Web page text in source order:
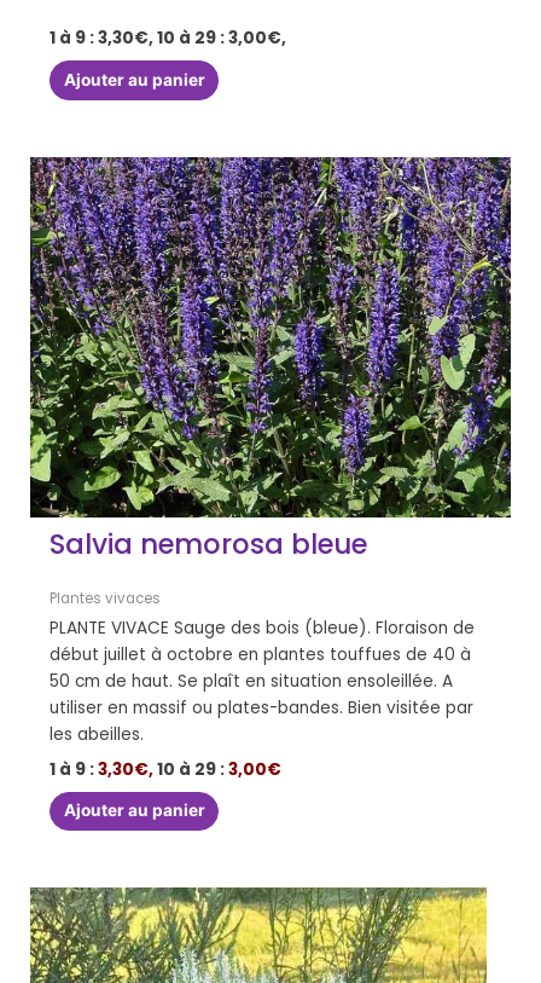
1 à 9 : 3,30€, 10 à 29 : 3,00€,
Ajouter au panier
Salvia nemorosa bleue
Plantes vivaces
PLANTE VIVACE Sauge des bois (bleue). Floraison de
début juillet à octobre en plantes touffues de 40 à
50 cm de haut. Se plaît en situation ensoleillée. A
utiliser en massif ou plates-bandes. Bien visitée par
les abeilles.
1 à 9 :3,30€,10 à 29 :3,00€
Ajouter au panier